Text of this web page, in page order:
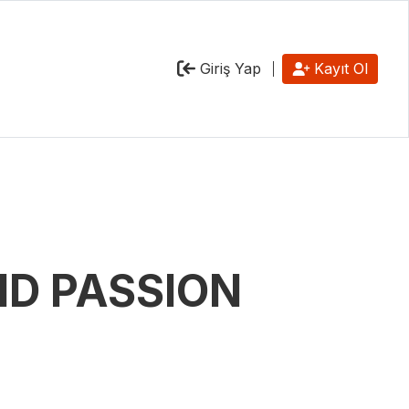
Giriş Yap Kayıt Ol
PASSION